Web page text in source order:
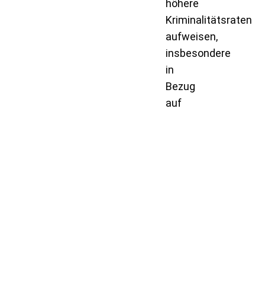
höhere
Kriminalitätsraten
aufweisen,
insbesondere
in
Bezug
auf